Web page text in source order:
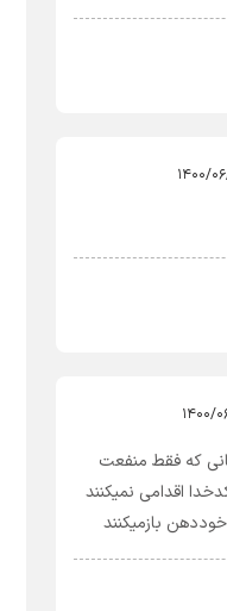
که فقط منفعت
اقدامی نمیکنند
بازمیکنند